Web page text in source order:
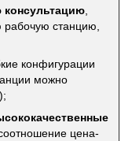
станцию,
конфигурации
можно
цена-